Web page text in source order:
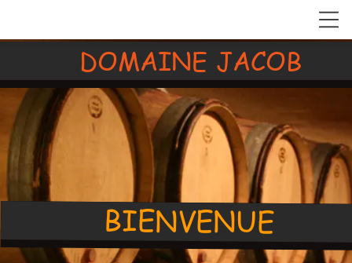
DOMAINE JACOB
BIENVENUE